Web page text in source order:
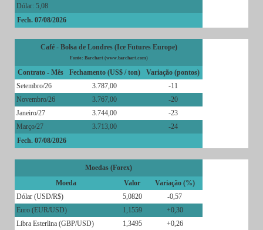
Dólar: 5,08
Fech. 07/08/2026
Café - Bolsa de Londres (Ice Futures Europe)
Fonte: Barchart (www.barchart.com)
Contrato - Mês Fechamento (US$ / ton)
Variação (pontos)
Setembro/26
3.787,00
-11
Novembro/26
3.767,00
-20
Janeiro/27
3.744,00
-23
Março/27
3.713,00
-24
Fech. 07/08/2026
Moedas (Forex)
Moeda
Valor
Variação (%)
Dólar (USD/R$)
5,0820
-0,57
Euro (EUR/USD)
1,1559
+0,30
Libra Esterlina (GBP/USD)
1,3495
+0,26